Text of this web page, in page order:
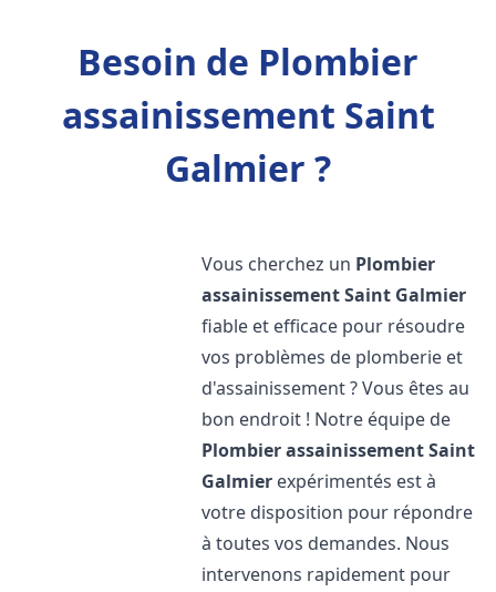
Besoin de Plombier
assainissement Saint
Galmier ?
Vous cherchez un Plombier
assainissementSaint Galmier
fiable et efficace pour résoudre
vos problèmes de plomberie et
d'assainissement ? Vous êtes au
bon endroit ! Notre équipe de
Plombier assainissementSaint
Galmier expérimentés est à
votre disposition pour répondre
à toutes vos demandes. Nous
intervenons rapidement pour